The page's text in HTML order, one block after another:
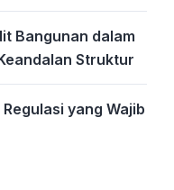
Bangunan dalam
Struktur
yang Wajib